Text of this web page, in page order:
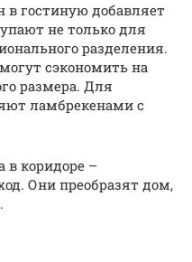
в гостиную добавляет
не только для
разделения.
сэкономить на
размера. Для
ламбрекенами с
в коридоре –
Они преобразят дом,